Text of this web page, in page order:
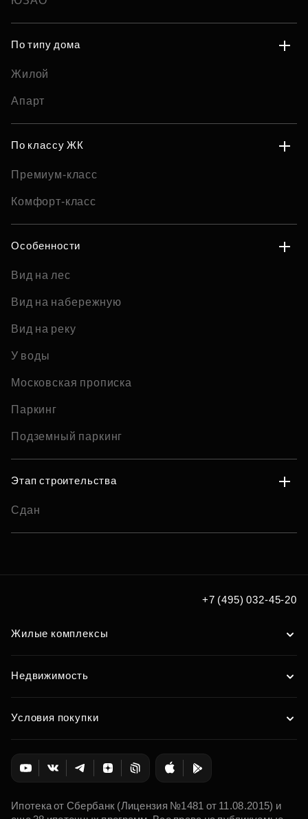
По типу дома
Жилой
Апарт
По классу ЖК
Премиум-класс
Комфорт-класс
Особенности
Вид на лес
Вид на набережную
Вид на реку
У воды
Московская прописка
Паркинг
Подземный паркинг
Этап строительства
Сдан
+7 (495) 032-45-20
Жилые комплексы
Недвижимость
Условия покупки
Ипотека от Сбербанк (Лицензия №1481 от 11.08.2015) и